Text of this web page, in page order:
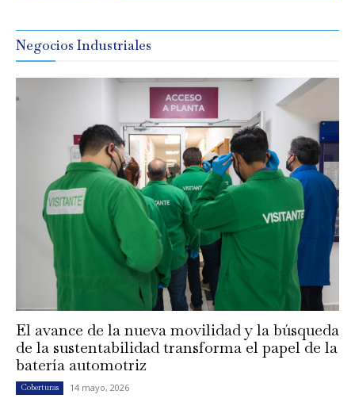
Negocios Industriales
El avance de la nueva movilidad y la búsqueda
de la sustentabilidad transforma el papel de la
batería automotriz
Coberturas 14 mayo, 2026